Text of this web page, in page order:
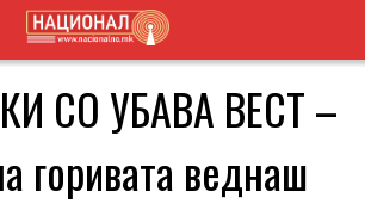
СО УБАВА ВЕСТ –
горивата веднаш